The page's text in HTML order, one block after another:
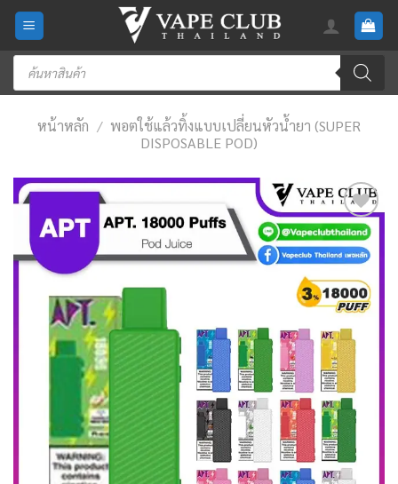
Skip
content
Products
search
หน้าหลัก / พอตใช้แล้วทิ้งแบบเปลี่ยนหัวน้ำยา (SUPER
DISPOSABLE POD)
Add
to
wishlist